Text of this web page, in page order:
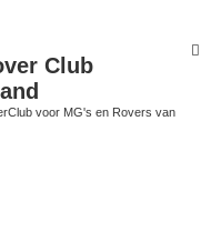
Club
voor MG's en Rovers van